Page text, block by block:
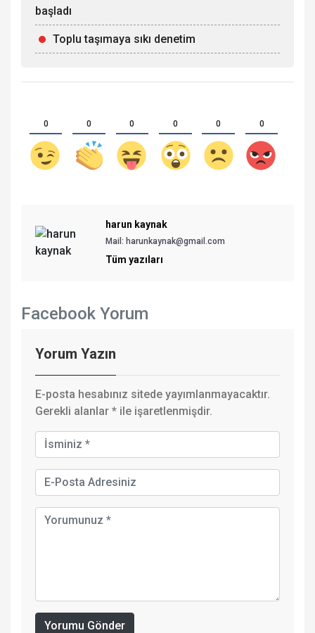
başladı
Toplu taşımaya sıkı denetim
0 0 0 0 0 0
harun kaynak
Mail: harunkaynak@gmail.com
Tüm yazıları
Facebook Yorum
Yorum Yazın
E-posta hesabınız sitede yayımlanmayacaktır.
Gerekli alanlar * ile işaretlenmişdir.
Yorumu Gönder